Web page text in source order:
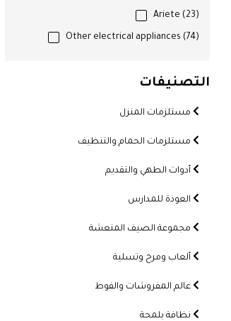
Ariete (23)
Other electrical appliances (74)
التصنيفات
مستلزمات المنزل
مستلزمات الحمام والتنظيف
أدوات الطهي والتقديم
العودة للمدارس
مجموعة الصيف المنعشة
ألعاب ومرح وتسلية
عالم المفروشات والفوط
نظافة بلمحة